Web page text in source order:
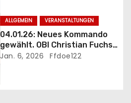
ALLGEMEIN VERANSTALTUNGEN
04.01.26: Neues Kommando
gewählt. OBI Christian Fuchs
als Kommandant bestätigt
Jan. 6, 2026 Ffdoe122